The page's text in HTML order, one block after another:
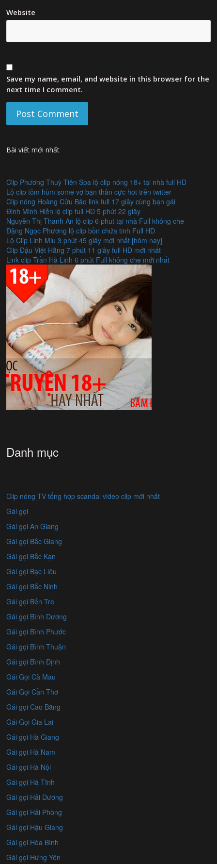
Website
Save my name, email, and website in this browser for the
next time I comment.
Bài viết mới nhất
Clip Phương Thuỳ Tiên Spa lộ clip nóng 18+ tại nhà full HD
Lộ clip tôm hùm some vợ bạn thân cực hot trên twitter
Clip nóng Hoàng Cửu Bảo link full 17 giây cùng bạn gái
Đinh Minh Hiền lộ clip full HD 5 phút 22 giây
Nguyễn Thị Thanh An lộ clip 6 phut tại nhà Full không che
Đặng Ngọc Phương lộ clip bồn chứa tinh Full HD
Lộ Clip Linh Miu 3 phút 45 giây mới nhất [hôm nay]
Clip Đậu Việt Hằng 7 phút 11 giây full HD mới nhất
Link clip Trần Hà Linh 6 phút Full không che mới nhất
Danh mục
Clip nóng TV tổng hợp scandal video clip mới nhất
Gái gọi
Gái gọi An Giang
Gái gọi Bắc Giang
Gái gọi Bắc Kạn
Gái gọi Bạc Liêu
Gái gọi Bắc Ninh
Gái gọi Bến Tre
Gái gọi Bình Dương
Gái gọi Bình Phước
Gái gọi Bình Thuận
Gái gọi Bình Định
Gái Gọi Cà Mau
Gái Gọi Cần Thơ
Gái gọi Cao Bằng
Gái Gọi Gia Lai
Gái gọi Hà Giang
Gái gọi Hà Nam
Gái gọi Hà Nội
Gái gọi Hà Tĩnh
Gái gọi Hải Dương
Gái gọi Hải Phòng
Gái gọi Hậu Giang
Gái gọi Hòa Bình
Gái gọi Hưng Yên